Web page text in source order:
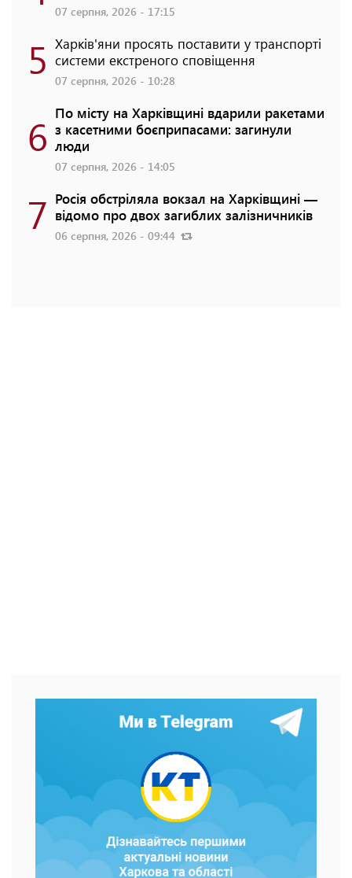
07 серпня, 2026 - 17:15
5 Харків'яни просять поставити у транспорті
системи екстреного сповіщення
07 серпня, 2026 - 10:28
6 По місту на Харківщині вдарили ракетами
з касетними боєприпасами: загинули
люди
07 серпня, 2026 - 14:05
7 Росія обстріляла вокзал на Харківщині —
відомо про двох загиблих залізничників
06 серпня, 2026 - 09:44